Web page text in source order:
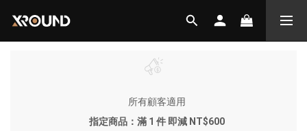
所有顧客適用
指定商品：滿 1 件 即減 NT$600